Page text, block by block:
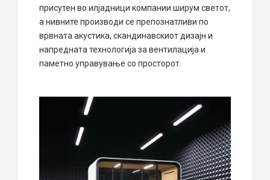
присутен во илјадници компании ширум светот,
а нивните производи се препознатливи по
врвната акустика, скандинавскиот дизајн и
напредната технологија за вентилација и
паметно управување со просторот.